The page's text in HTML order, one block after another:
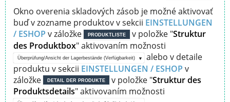
Okno overenia skladových zásob je možné aktivovať
buď v zozname produktov v sekcii EINSTELLUNGEN
/ ESHOP v záložke PRODUKTLISTE v položke "Struktur
des Produktbox" aktivovaním možnosti
Überprüfung/Ansicht der Lagerbestände (Verfügbarkeit)
alebo v detaile
produktu v sekcii EINSTELLUNGEN / ESHOP v
záložke
DETAIL DER PRODUKTE v položke "Struktur des
Produktsdetails" aktivovaním možnosti